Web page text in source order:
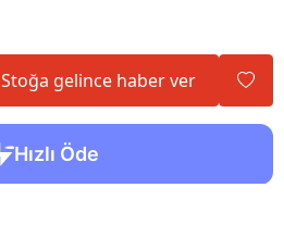
Stoğa gelince haber ver